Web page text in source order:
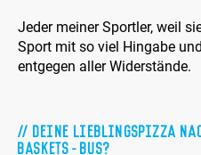
Jeder meiner Sportler, weil
Sport mit so viel Hingabe
entgegen aller Widerstände.
Deine Lieblingspizza
Baskets-Bus?